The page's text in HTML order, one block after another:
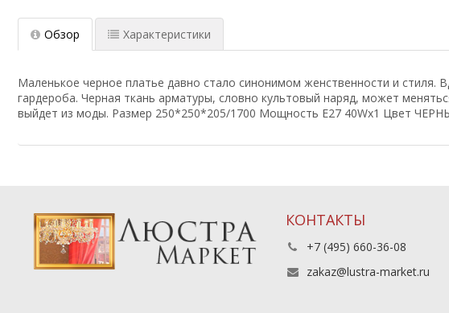
Обзор Характеристики
Маленькое черное платье давно стало синонимом женственности и стиля.
гардероба. Черная ткань арматуры, словно культовый наряд, может
выйдет из моды. Размер 250*250*205/1700 Мощность E27 40Wх1 Цвет
КОНТАКТЫ
+7 (495) 660-36-08
zakaz@lustra-market.ru